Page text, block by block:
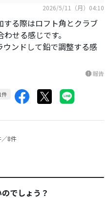
2026/5/11（月）04:10
する際はロフト角とクラブ
せる感じです。
ンドして鉛で調整する感
report報告
件
8件
でしょう？